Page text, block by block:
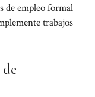
de empleo formal
trabajos